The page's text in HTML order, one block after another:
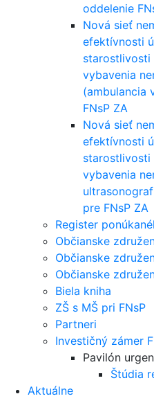
oddelenie
Nová sieť
efektívnosti
starostlivosti
vybavenia
(ambulancia
FNsP ZA
Nová sieť
efektívnosti
starostlivosti
vybavenia
pre FNsP ZA
Register
Občianske
Občianske
Občianske
Biela kniha
ZŠ s MŠ pri FNsP
Partneri
Investičný zámer
Pavilón
Štúdia
Aktuálne